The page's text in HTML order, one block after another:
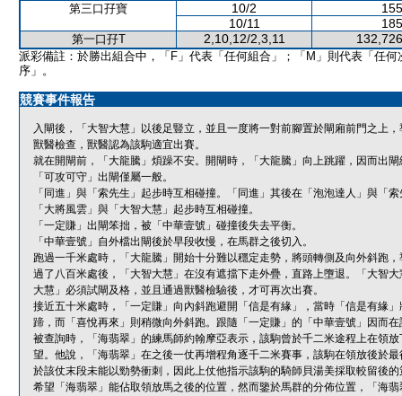
第三口孖寶 10/2
10/11
第一口孖T 2,10,12/2,3,11
派彩備註：於勝出組合中，「F」代表「任何組合」；「M」則代表「任何
序」。
競賽事件報告
入閘後，「大智大慧」以後足豎立，並且一度將一對前腳置於閘廂前門之上
獸醫檢查，獸醫認為該駒適宜出賽。
就在開閘前，「大龍騰」煩躁不安。開閘時，「大龍騰」向上跳躍，因而出閘
「可攻可守」出閘僅屬一般。
「同進」與「索先生」起步時互相碰撞。「同進」其後在「泡泡達人」與「
「大將風雲」與「大智大慧」起步時互相碰撞。
「一定賺」出閘笨拙，被「中華壹號」碰撞後失去平衡。
「中華壹號」自外檔出閘後於早段收慢，在馬群之後切入。
跑過一千米處時，「大龍騰」開始十分難以穩定走勢，將頭轉側及向外斜跑
過了八百米處後，「大智大慧」在沒有遮擋下走外疊，直路上墮退。「大智
大慧」必須試閘及格，並且通過獸醫檢驗後，才可再次出賽。
接近五十米處時，「一定賺」向內斜跑避開「信是有緣」，當時「信是有緣
蹄，而「喜悅再來」則稍微向外斜跑。跟隨「一定賺」的「中華壹號」因而
被查詢時，「海翡翠」的練馬師約翰摩亞表示，該駒曾於千二米途程上在領
望。他說，「海翡翠」在之後一仗再增程角逐千二米賽事，該駒在領放後於
於該仗末段未能以勁勢衝刺，因此上仗他指示該駒的騎師貝湯美採取較留後
希望「海翡翠」能佔取領放馬之後的位置，然而鑒於馬群的分佈位置，「海